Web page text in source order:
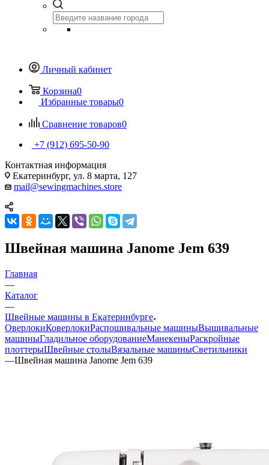
Личный кабинет
Корзина0
Избранные товары0
Сравнение товаров0
+7 (912) 695-50-90
Контактная информация
Екатеринбург, ул. 8 марта, 127
mail@sewingmachines.store
Швейная машина Janome Jem 639
Главная
—
Каталог
—
Швейные машины в Екатеринбурге
ОверлокиКоверлокиРаспошивальные машиныВышивальные
машиныГладильное оборудованиеМанекеныРаскройные
плоттерыШвейные столыВязальные машиныСветильники
—Швейная машина Janome Jem 639